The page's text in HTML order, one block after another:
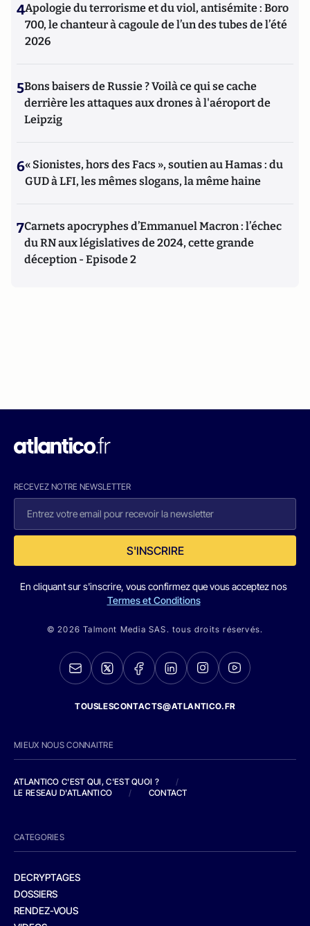
4Apologie du terrorisme et du viol, antisémite : Boro
700, le chanteur à cagoule de l’un des tubes de l’été
2026
5Bons baisers de Russie ? Voilà ce qui se cache
derrière les attaques aux drones à l'aéroport de
Leipzig
6« Sionistes, hors des Facs », soutien au Hamas : du
GUD à LFI, les mêmes slogans, la même haine
7Carnets apocryphes d’Emmanuel Macron : l’échec
du RN aux législatives de 2024, cette grande
déception - Episode 2
RECEVEZ NOTRE NEWSLETTER
S'INSCRIRE
En cliquant sur s'inscrire, vous confirmez que vous acceptez nos
Termes et Conditions
© 2026 Talmont Media SAS. tous droits réservés.
TOUSLESCONTACTS@ATLANTICO.FR
MIEUX NOUS CONNAITRE
ATLANTICO C'EST QUI, C'EST QUOI ?
/
LE RESEAU D'ATLANTICO
/ CONTACT
CATEGORIES
DECRYPTAGES
DOSSIERS
RENDEZ-VOUS